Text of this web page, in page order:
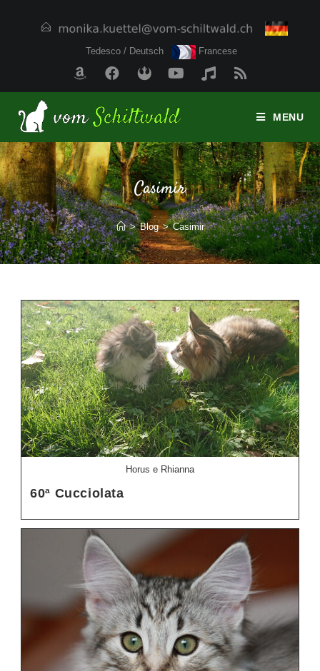
Tedesco / Deutsch Francese
MENU
Casimir
> Blog > Casimir
Horus e Rhianna
60ª Cucciolata